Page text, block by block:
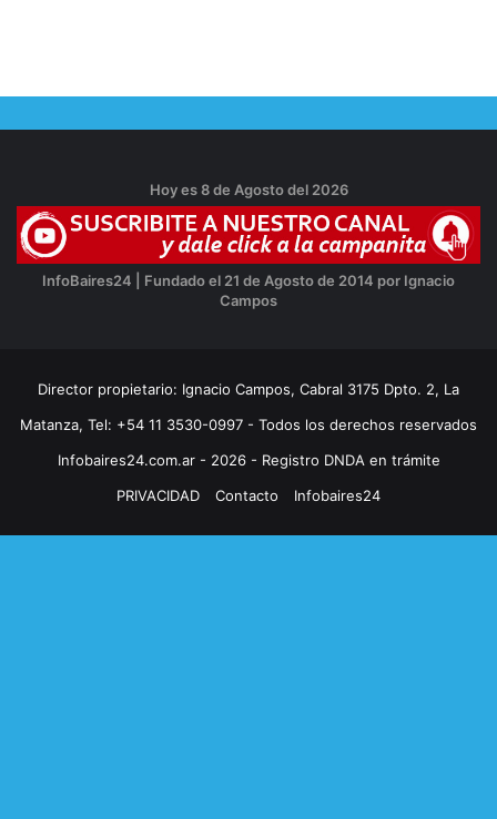
Hoy es 8 de Agosto del 2026
InfoBaires24 | Fundado el 21 de Agosto de 2014 por Ignacio
Campos
Director propietario: Ignacio Campos, Cabral 3175 Dpto. 2, La
Matanza, Tel: +54 11 3530-0997 - Todos los derechos reservados
Infobaires24.com.ar - 2026 - Registro DNDA en trámite
PRIVACIDAD
Contacto Infobaires24